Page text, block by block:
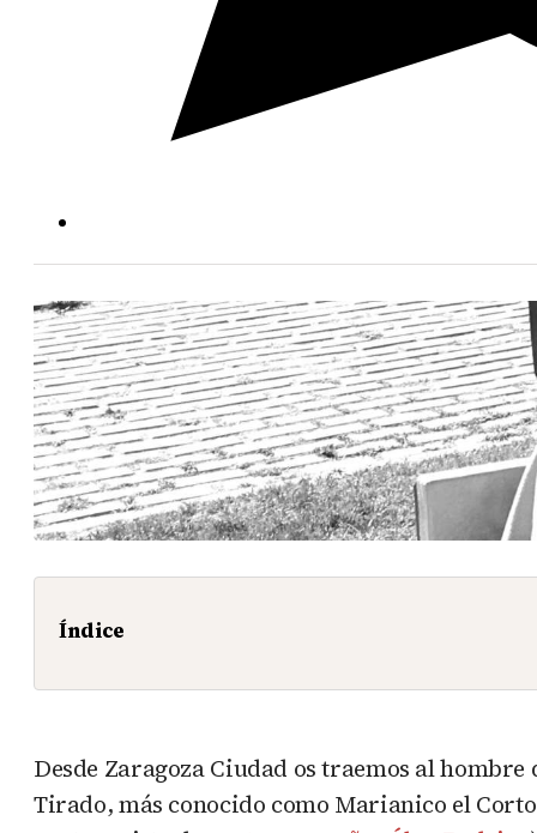
Índice
Desde Zaragoza Ciudad os traemos al
Tirado, más conocido como Marianico el